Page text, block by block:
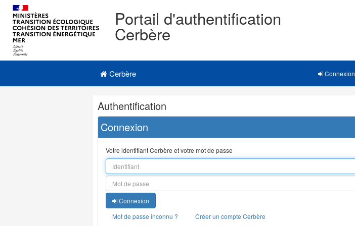
Portail d'authentification
Cerbère
Navigation
Menu principal
Cerbère Connexion
Navigation
et
outils
annexes
Authentification
Connexion
Votre identifiant Cerbère et votre mot de passe
Connexion
Mot de passe inconnu ?
Créer un compte Cerbère